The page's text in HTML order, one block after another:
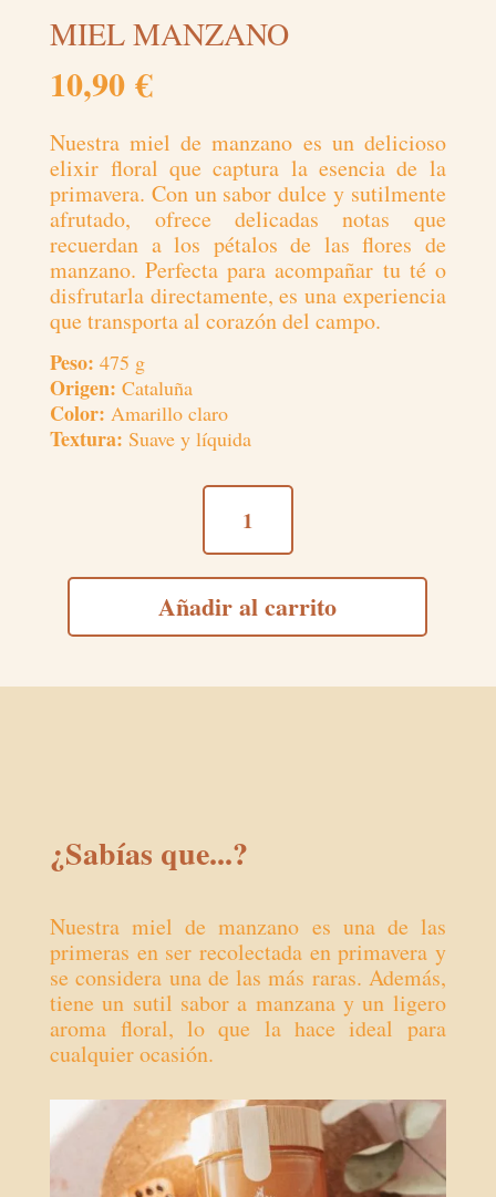
MIEL MANZANO
10,90€
Nuestra miel de manzano es un delicioso
elixir floral que captura la esencia de la
primavera. Con un sabor dulce y sutilmente
afrutado, ofrece delicadas notas que
recuerdan a los pétalos de las flores de
manzano. Perfecta para acompañar tu té o
disfrutarla directamente, es una experiencia
que transporta al corazón del campo.
Peso: 475 g
Origen: Cataluña
Color: Amarillo claro
Textura: Suave y líquida
MANZANO
Añadir al carrito
¿Sabías que...?
Nuestra miel de manzano es una de las
primeras en ser recolectada en primavera y
se considera una de las más raras. Además,
tiene un sutil sabor a manzana y un ligero
aroma floral, lo que la hace ideal para
cualquier ocasión.